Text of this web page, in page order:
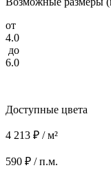
от
4.0
до
6.0
Доступные цвета
4 213 ₽ / м²
590 ₽ / п.м.